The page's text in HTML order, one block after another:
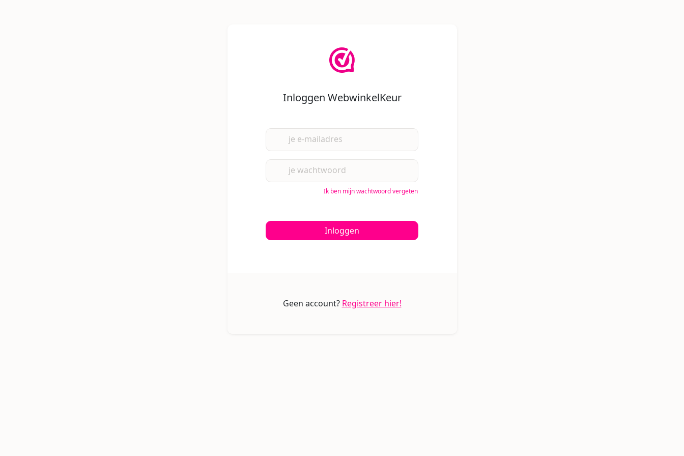
Inloggen WebwinkelKeur
je e-mailadres
je wachtwoord
Ik ben mijn wachtwoord vergeten
Inloggen
Geen account? Registreer hier!